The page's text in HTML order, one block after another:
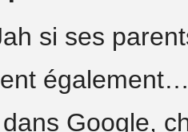
si ses
Google,